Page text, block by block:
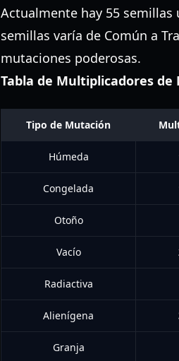
Actualmente hay 55 semillas
semillas varía de Común a
mutaciones poderosas.
Tabla de Multiplicadores de
Tipo de Mutación
Húmeda
Congelada
Otoño
Vacío
Radiactiva
Alienígena
Granja